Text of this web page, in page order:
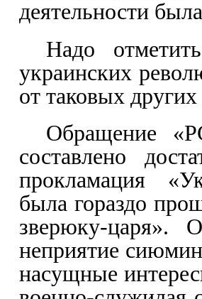
деятельности
Надо
украинских
от таковых
Обращение
составлено
прокламация
была гораздо
зверюку-царя».
неприятие
насущные